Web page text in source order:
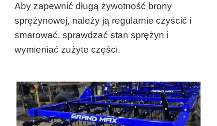
Aby zapewnić długą żywotność brony
sprężynowej, należy ją regularnie czyścić i
smarować, sprawdzać stan sprężyn i
wymieniać zużyte części.